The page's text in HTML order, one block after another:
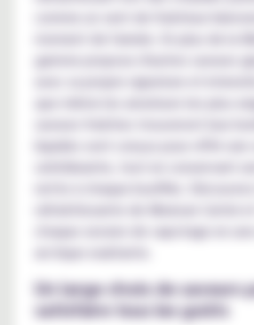
moment de l'année. En plus de la
gamme propose d'autres saveurs
avec sa propre signature et
que même les amateurs les plus
liquides sont conçus pour offrir une
nette à chaque bouffée. Découvrez
chaque session de vapotage en une
Un large choix de saveurs
satisfaire tous les goûts